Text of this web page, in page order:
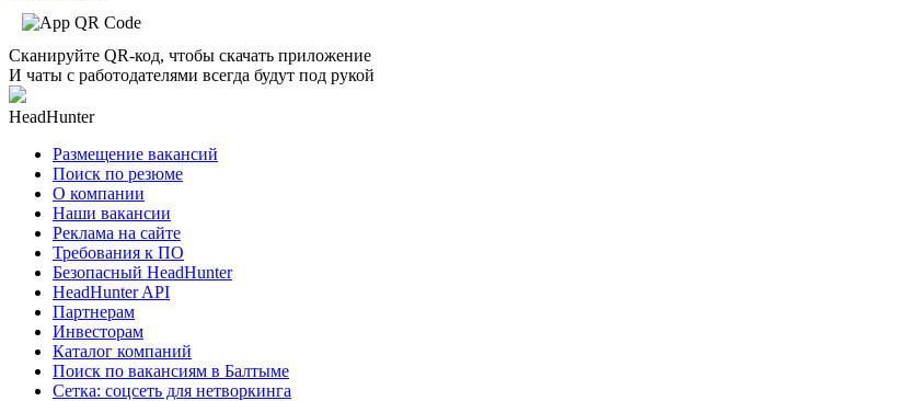
Сканируйте QR-код, чтобы скачать приложение
И чаты с работодателями всегда будут под рукой
HeadHunter
Размещение вакансий
Поиск по резюме
О компании
Наши вакансии
Реклама на сайте
Требования к ПО
Безопасный HeadHunter
HeadHunter API
Партнерам
Инвесторам
Каталог компаний
Поиск по вакансиям в Балтыме
Сетка: соцсеть для нетворкинга